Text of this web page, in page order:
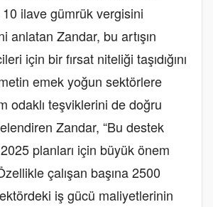
ilave gümrük vergisini
anlatan Zandar, bu artışın
için bir fırsat niteliği taşıdığını
emek yoğun sektörlere
odaklı teşviklerini de doğru
Zandar, “Bu destek
planları için büyük önem
çalışan başına 2500
iş gücü maliyetlerinin